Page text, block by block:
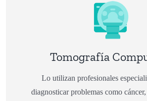
Tomografía
Lo utilizan profesionales
diagnosticar problemas como